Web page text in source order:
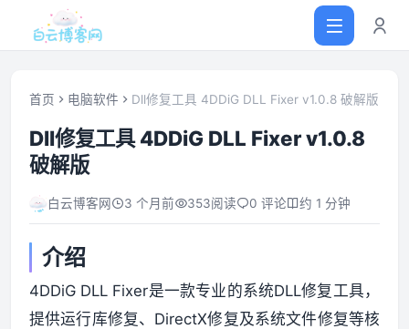
首页
网站源码
软件仓库
主题插件
首页 电脑软件 Dll修复工具 4DDiG DLL Fixer v1.0.8 破解版
Dll修复工具 4DDiG DLL Fixer v1.0.8
破解版
白云博客网 3 个月前 353阅读 0 评论 约 1 分钟
介绍
4DDiG DLL Fixer是一款专业的系统DLL修复工具，
提供运行库修复、DirectX修复及系统文件修复等核